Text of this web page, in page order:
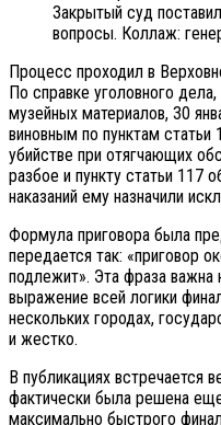
Закрытый суд
вопросы. Коллаж:
Процесс проходил в
По справке уголовного
музейных материалов, 30
виновным по пунктам
убийстве при отягчающих
разбое и пункту статьи 117
наказаний ему назначили
Формула приговора была
передается так: «приговор
подлежит». Эта фраза важна
выражение всей логики
нескольких городах,
и жестко.
В публикациях встречается
фактически была решена
максимально быстрого